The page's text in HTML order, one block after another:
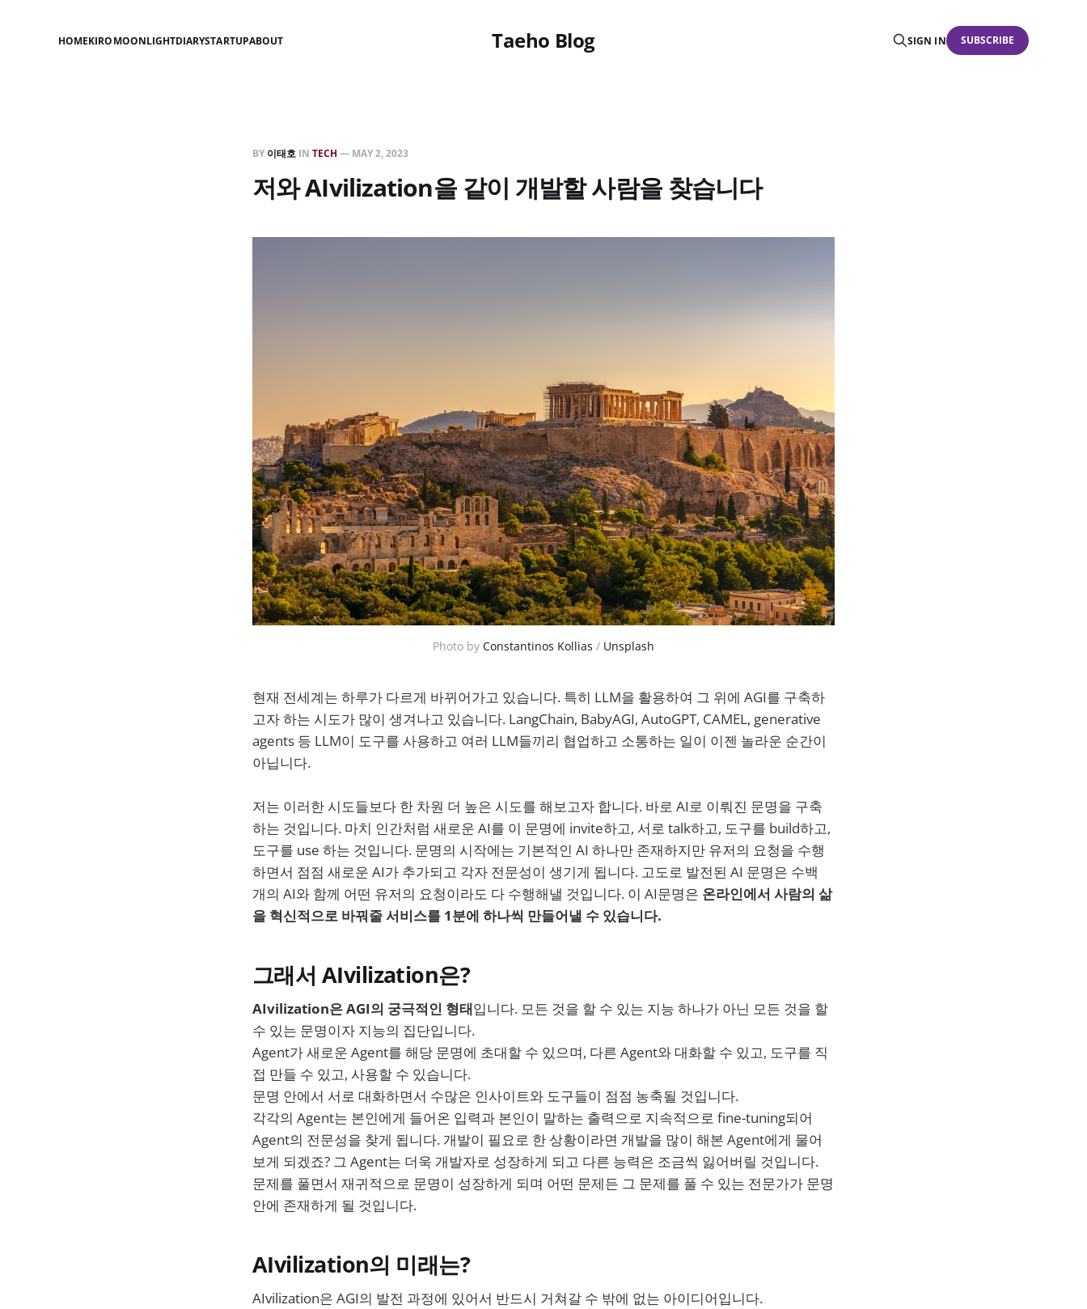
Taeho Blog
HOMEKIROMOONLIGHTDIARYSTARTUPABOUT SIGN IN SUBSCRIBE
BY 이태호 IN TECH— MAY 2, 2023
저와 AIvilization을 같이 개발할 사람을 찾습니다
Photo by Constantinos Kollias / Unsplash
현재 전세계는 하루가 다르게 바뀌어가고 있습니다. 특히 LLM을 활용하여 그 위에 AGI를 구축하
고자 하는 시도가 많이 생겨나고 있습니다. LangChain, BabyAGI, AutoGPT, CAMEL, generative
agents 등 LLM이 도구를 사용하고 여러 LLM들끼리 협업하고 소통하는 일이 이젠 놀라운 순간이
아닙니다.
저는 이러한 시도들보다 한 차원 더 높은 시도를 해보고자 합니다. 바로 AI로 이뤄진 문명을 구축
하는 것입니다. 마치 인간처럼 새로운 AI를 이 문명에 invite하고, 서로 talk하고, 도구를 build하고,
도구를 use 하는 것입니다. 문명의 시작에는 기본적인 AI 하나만 존재하지만 유저의 요청을 수행
하면서 점점 새로운 AI가 추가되고 각자 전문성이 생기게 됩니다. 고도로 발전된 AI 문명은 수백
개의 AI와 함께 어떤 유저의 요청이라도 다 수행해낼 것입니다. 이 AI문명은 온라인에서 사람의 삶
을 혁신적으로 바꿔줄 서비스를 1분에 하나씩 만들어낼 수 있습니다.
그래서 AIvilization은?
AIvilization은 AGI의 궁극적인 형태입니다. 모든 것을 할 수 있는 지능 하나가 아닌 모든 것을 할
수 있는 문명이자 지능의 집단입니다.
Agent가 새로운 Agent를 해당 문명에 초대할 수 있으며, 다른 Agent와 대화할 수 있고, 도구를 직
접 만들 수 있고, 사용할 수 있습니다.
문명 안에서 서로 대화하면서 수많은 인사이트와 도구들이 점점 농축될 것입니다.
각각의 Agent는 본인에게 들어온 입력과 본인이 말하는 출력으로 지속적으로 fine-tuning되어
Agent의 전문성을 찾게 됩니다. 개발이 필요로 한 상황이라면 개발을 많이 해본 Agent에게 물어
보게 되겠죠? 그 Agent는 더욱 개발자로 성장하게 되고 다른 능력은 조금씩 잃어버릴 것입니다.
문제를 풀면서 재귀적으로 문명이 성장하게 되며 어떤 문제든 그 문제를 풀 수 있는 전문가가 문명
안에 존재하게 될 것입니다.
AIvilization의 미래는?
AIvilization은 AGI의 발전 과정에 있어서 반드시 거쳐갈 수 밖에 없는 아이디어입니다.